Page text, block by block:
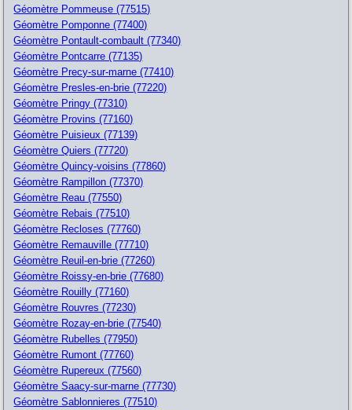
Géomètre Pommeuse (77515)
Géomètre Pomponne (77400)
Géomètre Pontault-combault (77340)
Géomètre Pontcarre (77135)
Géomètre Precy-sur-marne (77410)
Géomètre Presles-en-brie (77220)
Géomètre Pringy (77310)
Géomètre Provins (77160)
Géomètre Puisieux (77139)
Géomètre Quiers (77720)
Géomètre Quincy-voisins (77860)
Géomètre Rampillon (77370)
Géomètre Reau (77550)
Géomètre Rebais (77510)
Géomètre Recloses (77760)
Géomètre Remauville (77710)
Géomètre Reuil-en-brie (77260)
Géomètre Roissy-en-brie (77680)
Géomètre Rouilly (77160)
Géomètre Rouvres (77230)
Géomètre Rozay-en-brie (77540)
Géomètre Rubelles (77950)
Géomètre Rumont (77760)
Géomètre Rupereux (77560)
Géomètre Saacy-sur-marne (77730)
Géomètre Sablonnieres (77510)